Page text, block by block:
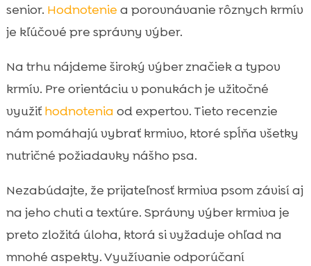
senior. Hodnotenie a porovnávanie rôznych krmív
je kľúčové pre správny výber.
Na trhu nájdeme široký výber značiek a typov
krmív. Pre orientáciu v ponukách je užitočné
využiťhodnotenia od expertov. Tieto recenzie
nám pomáhajú vybrať krmivo, ktoré spĺňa všetky
nutričné požiadavky nášho psa.
Nezabúdajte, že prijateľnosť krmiva psom závisí aj
na jeho chuti a textúre. Správny výber krmiva je
preto zložitá úloha, ktorá si vyžaduje ohľad na
mnohé aspekty. Využívanie odporúčaní